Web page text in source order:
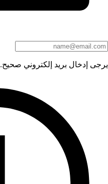
يرجى إدخال بريد إلكتروني صحيح.